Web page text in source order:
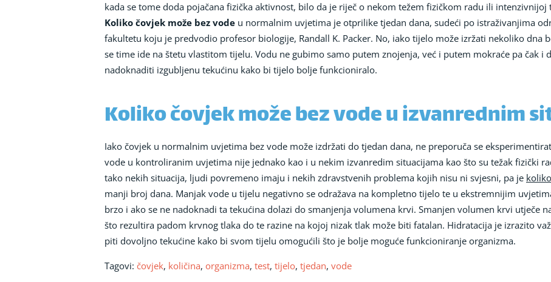
kada se tome doda pojačana fizička aktivnost, bilo da je riječ o nekom težem fizičkom radu ili
Koliko čovjek može bez vode u normalnim uvjetima je otprilike tjedan dana, sudeći po istraživanjima
fakultetu koju je predvodio profesor biologije, Randall K. Packer. No, iako tijelo može izržati nekoliko dna
se time ide na štetu vlastitom tijelu. Vodu ne gubimo samo putem znojenja, već i putem mokraće pa čak i
nadoknaditi izgubljenu tekućinu kako bi tijelo bolje funkcioniralo.
Koliko čovjek može bez vode u izvanrednim
Iako čovjek u normalnim uvjetima bez vode može izdržati do tjedan dana, ne preporuča se
vode u kontroliranim uvjetima nije jednako kao i u nekim izvanredim situacijama kao što su težak fizički
tako nekih situacija, ljudi povremeno imaju i nekih zdravstvenih problema kojih nisu ni svjesni, pa je
manji broj dana. Manjak vode u tijelu negativno se odražava na kompletno tijelo te u ekstremnijim
brzo i ako se ne nadoknadi ta tekućina dolazi do smanjenja volumena krvi. Smanjen volumen krvi utječe
što rezultira padom krvnog tlaka do te razine na kojoj nizak tlak može biti fatalan. Hidratacija je izrazito
piti dovoljno tekućine kako bi svom tijelu omogućili što je bolje moguće funkcioniranje organizma.
Tagovi: čovjek, količina, organizma, test, tijelo, tjedan, vode